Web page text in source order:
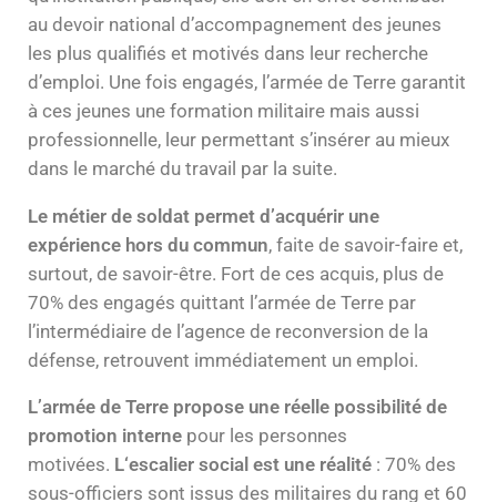
au devoir national d’accompagnement des jeunes
les plus qualifiés et motivés dans leur recherche
d’emploi. Une fois engagés, l’armée de Terre garantit
à ces jeunes une formation militaire mais aussi
professionnelle, leur permettant s’insérer au mieux
dans le marché du travail par la suite.
Le métier de soldat permet d’acquérir une
expérience hors du commun, faite de savoir-faire et,
surtout, de savoir-être. Fort de ces acquis, plus de
70% des engagés quittant l’armée de Terre par
l’intermédiaire de l’agence de reconversion de la
défense, retrouvent immédiatement un emploi.
L’armée de Terre propose une réelle possibilité de
promotion interne pour les personnes
motivées. L‘escalier social est une réalité : 70% des
sous-officiers sont issus des militaires du rang et 60